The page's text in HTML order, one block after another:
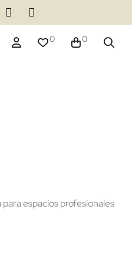
0 0
espacios profesionales